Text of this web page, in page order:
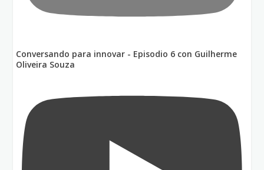
Conversando para innovar - Episodio 6 con Guilherme
Oliveira Souza